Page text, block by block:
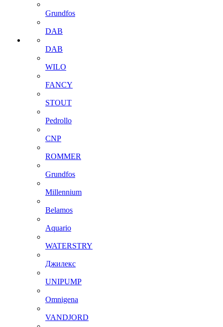
Grundfos
DAB
DAB
WILO
FANCY
STOUT
Pedrollo
CNP
ROMMER
Grundfos
Millennium
Belamos
Aquario
WATERSTRY
Джилекс
UNIPUMP
Omnigena
VANDJORD